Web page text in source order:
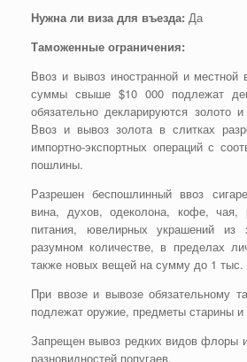
Нужна ли виза для въезда: Да
Таможенные ограничения:
Ввоз и вывоз иностранной и местной
суммы свыше $10 000 подлежат
обязательно декларируются золото
Ввоз и вывоз золота в слитках
импортно-экспортных операций с
пошлины.
Разрешен беспошлинный ввоз
вина, духов, одеколона, кофе, чая,
питания, ювелирных украшений
разумном количестве, в пределах
также новых вещей на сумму до 1
При ввозе и вывозе обязательному
подлежат оружие, предметы старины и
Запрещен вывоз редких видов флоры
разновидностей попугаев.